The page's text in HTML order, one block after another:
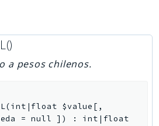
a pesos chilenos.
(int|float $value [ ,
=null ] ) : int|float